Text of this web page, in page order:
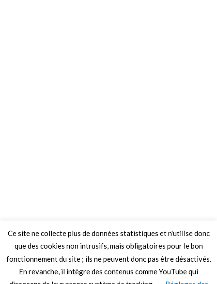
Ce site ne collecte plus de données statistiques et n'utilise donc
que des cookies non intrusifs, mais obligatoires pour le bon
fonctionnement du site ; ils ne peuvent donc pas être désactivés.
En revanche, il intègre des contenus comme YouTube qui